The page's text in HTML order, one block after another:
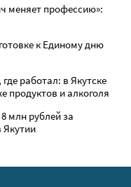
меняет профессию»:
к Единому дню
работал: в Якутске
продуктов и алкоголя
млн рублей за
Якутии